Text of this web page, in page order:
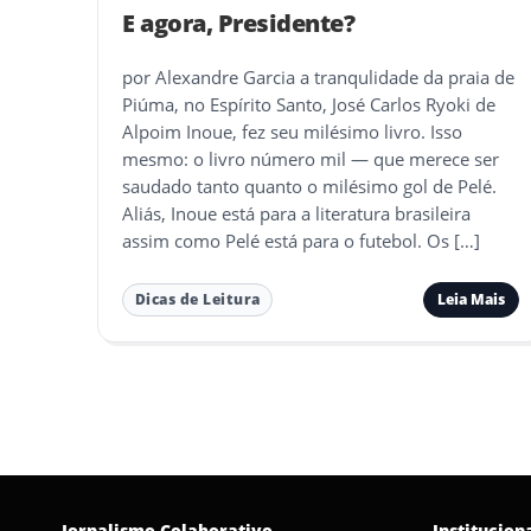
E agora, Presidente?
por Alexandre Garcia a tranqulidade da praia de
Piúma, no Espírito Santo, José Carlos Ryoki de
Alpoim Inoue, fez seu milésimo livro. Isso
mesmo: o livro número mil — que merece ser
saudado tanto quanto o milésimo gol de Pelé.
Aliás, Inoue está para a literatura brasileira
assim como Pelé está para o futebol. Os […]
Dicas de Leitura Leia Mais